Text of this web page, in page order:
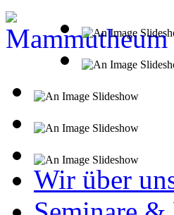
Wir über